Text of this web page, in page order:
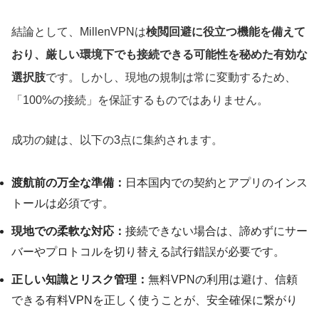
結論として、MillenVPNは検閲回避に役立つ機能を備えて
おり、厳しい環境下でも接続できる可能性を秘めた有効な
選択肢です。しかし、現地の規制は常に変動するため、
「100%の接続」を保証するものではありません。
成功の鍵は、以下の3点に集約されます。
渡航前の万全な準備： 日本国内での契約とアプリのインス
トールは必須です。
現地での柔軟な対応： 接続できない場合は、諦めずにサー
バーやプロトコルを切り替える試行錯誤が必要です。
正しい知識とリスク管理： 無料VPNの利用は避け、信頼
できる有料VPNを正しく使うことが、安全確保に繋がり